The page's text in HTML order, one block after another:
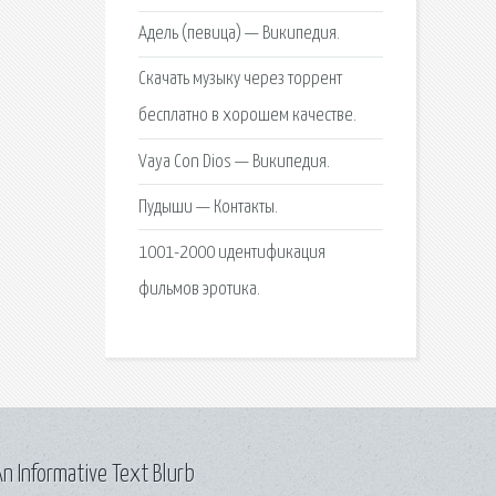
Адель (певица) — Википедия.
Скачать музыку через торрент
бесплатно в хорошем качестве.
Vaya Con Dios — Википедия.
Пудыши — Контакты.
1001-2000 идентификация
фильмов эротика.
Informative Text Blurb